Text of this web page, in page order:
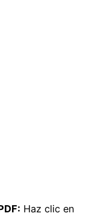
Haz clic en